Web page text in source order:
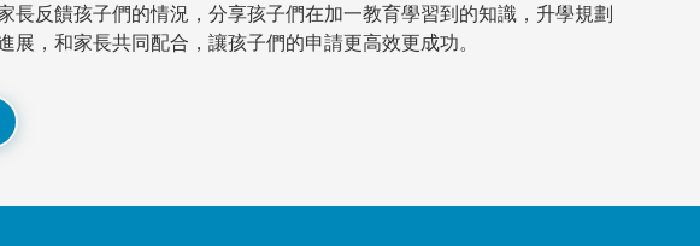
長反饋孩子們的情況，分享孩子們在加一教育學習到的知識，升學規劃
展，和家長共同配合，讓孩子們的申請更高效更成功。